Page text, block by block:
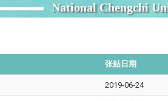
National Chengchi
张贴日期
2019-06-24